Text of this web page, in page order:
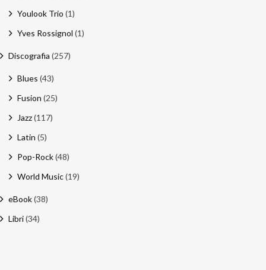
Youlook Trio (1)
Yves Rossignol (1)
Discografia (257)
Blues (43)
Fusion (25)
Jazz(117)
Latin (5)
Pop-Rock(48)
World Music(19)
eBook(38)
Libri(34)